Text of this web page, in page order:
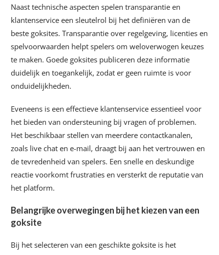
Naast technische aspecten spelen transparantie en
klantenservice een sleutelrol bij het definiëren van de
beste goksites. Transparantie over regelgeving, licenties en
spelvoorwaarden helpt spelers om weloverwogen keuzes
te maken. Goede goksites publiceren deze informatie
duidelijk en toegankelijk, zodat er geen ruimte is voor
onduidelijkheden.
Eveneens is een effectieve klantenservice essentieel voor
het bieden van ondersteuning bij vragen of problemen.
Het beschikbaar stellen van meerdere contactkanalen,
zoals live chat en e-mail, draagt bij aan het vertrouwen en
de tevredenheid van spelers. Een snelle en deskundige
reactie voorkomt frustraties en versterkt de reputatie van
het platform.
Belangrijke overwegingen bij het kiezen van een
goksite
Bij het selecteren van een geschikte goksite is het